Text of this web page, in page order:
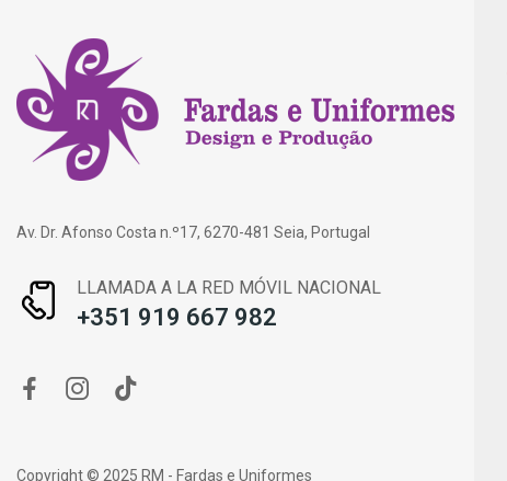
Av. Dr. Afonso Costa n.º17, 6270-481 Seia, Portugal
LLAMADA A LA RED MÓVIL NACIONAL
+351 919 667 982
Copyright © 2025 RM - Fardas e Uniformes